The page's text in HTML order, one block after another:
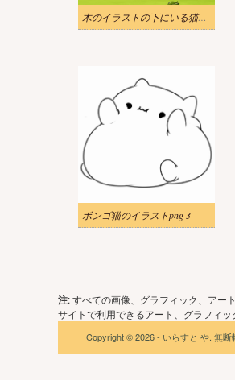
木のイラストの下にいる猫のピート
ボンゴ猫のイラストpng 3
注: すべての画像、グラフィック、アー
サイトで利用できるアート、グラフィ
Copyright © 2026 - いらすと や. 無断